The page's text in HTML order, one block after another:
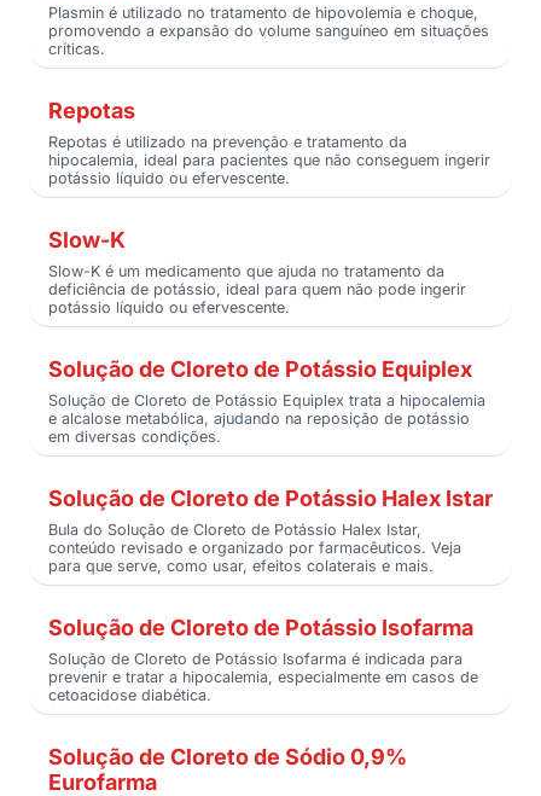
Plasmin é utilizado no tratamento de hipovolemia e choque,
promovendo a expansão do volume sanguíneo em situações
críticas.
Repotas
Repotas é utilizado na prevenção e tratamento da
hipocalemia, ideal para pacientes que não conseguem ingerir
potássio líquido ou efervescente.
Slow-K
Slow-K é um medicamento que ajuda no tratamento da
deficiência de potássio, ideal para quem não pode ingerir
potássio líquido ou efervescente.
Solução de Cloreto de Potássio Equiplex
Solução de Cloreto de Potássio Equiplex trata a hipocalemia
e alcalose metabólica, ajudando na reposição de potássio
em diversas condições.
Solução de Cloreto de Potássio Halex Istar
Bula do Solução de Cloreto de Potássio Halex Istar,
conteúdo revisado e organizado por farmacêuticos. Veja
para que serve, como usar, efeitos colaterais e mais.
Solução de Cloreto de Potássio Isofarma
Solução de Cloreto de Potássio Isofarma é indicada para
prevenir e tratar a hipocalemia, especialmente em casos de
cetoacidose diabética.
Solução de Cloreto de Sódio 0,9%
Eurofarma